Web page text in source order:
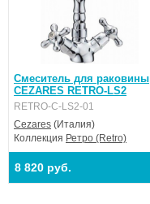
Смеситель для раковины
CEZARES RETRO-LS2
RETRO-C-LS2-01
Cezares (Италия)
Коллекция Ретро (Retro)
8 820 руб.